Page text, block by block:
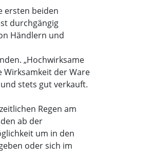
ersten beiden
durchgängig
Händlern und
„Hochwirksame
der Ware
stets gut verkauft.
Regen am
ab der
um in den
oder sich im